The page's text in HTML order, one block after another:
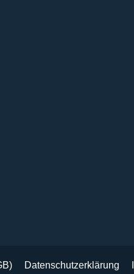
Datenschutzerklärung